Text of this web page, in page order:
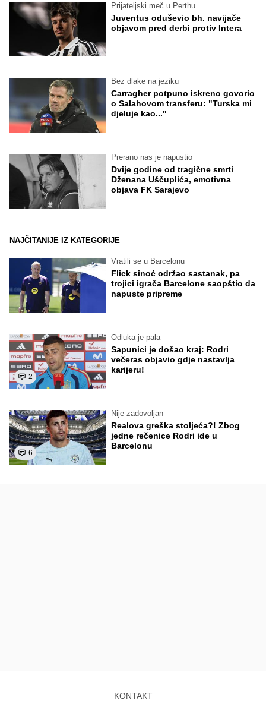
Prijateljski meč u Perthu
Juventus oduševio bh. navijače
objavom pred derbi protiv Intera
Bez dlake na jeziku
Carragher potpuno iskreno govorio
o Salahovom transferu: "Turska mi
djeluje kao..."
Prerano nas je napustio
Dvije godine od tragične smrti
Dženana Uščuplića, emotivna
objava FK Sarajevo
NAJČITANIJE IZ KATEGORIJE
Vratili se u Barcelonu
Flick sinoć održao sastanak, pa
trojici igrača Barcelone saopštio da
napuste pripreme
2
Odluka je pala
Sapunici je došao kraj: Rodri
večeras objavio gdje nastavlja
karijeru!
6
Nije zadovoljan
Realova greška stoljeća?! Zbog
jedne rečenice Rodri ide u
Barcelonu
KONTAKT